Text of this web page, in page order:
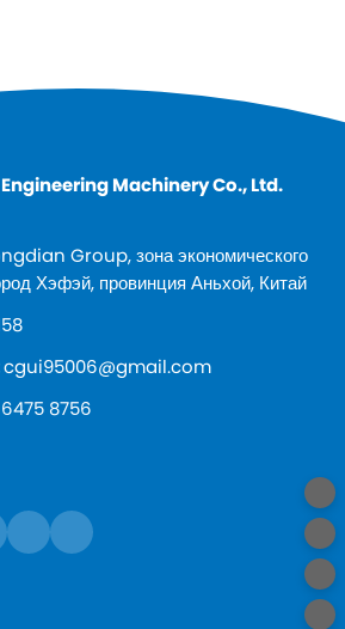
Machinery Co., Ltd.
Group, зона экономического
Хэфэй, провинция Аньхой, Китай
cgui95006@gmail.com
8756